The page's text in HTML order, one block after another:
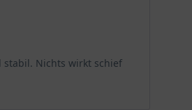
stabil. Nichts wirkt schief